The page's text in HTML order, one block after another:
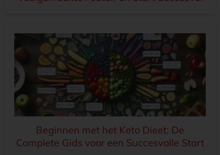
Beginnen met het Keto Dieet: De
Complete Gids voor een Succesvolle Start